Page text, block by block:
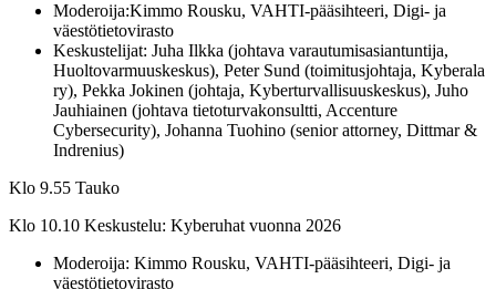
Moderoija:Kimmo Rousku, VAHTI-pääsihteeri, Digi- ja
väestötietovirasto
Keskustelijat: Juha Ilkka (johtava varautumisasiantuntija,
Huoltovarmuuskeskus), Peter Sund (toimitusjohtaja, Kyberala
ry), Pekka Jokinen (johtaja, Kyberturvallisuuskeskus), Juho
Jauhiainen (johtava tietoturvakonsultti, Accenture
Cybersecurity), Johanna Tuohino (senior attorney, Dittmar &
Indrenius)
Klo 9.55 Tauko
Klo 10.10 Keskustelu: Kyberuhat vuonna 2026
Moderoija: Kimmo Rousku, VAHTI-pääsihteeri, Digi- ja
väestötietovirasto